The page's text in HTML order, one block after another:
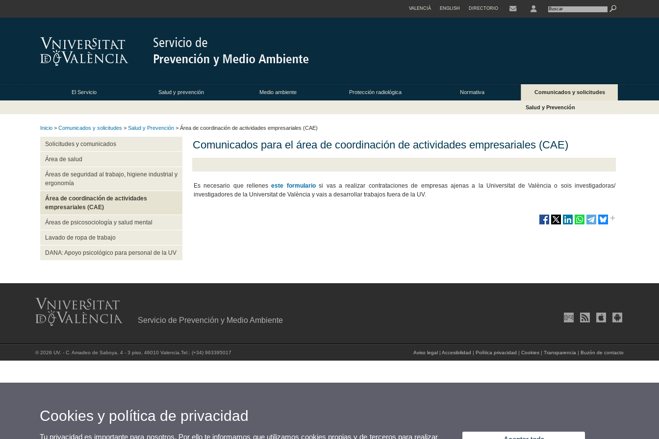
VALENCIÀ ENGLISH DIRECTORIO
El Servicio Salud y prevención Medio ambiente Protección radiológica Normativa Comunicados y solicitudes
Salud y Prevención
Inicio > Comunicados y solicitudes > Salud y Prevención > Área de coordinación de actividades empresariales (CAE)
Solicitudes y comunicados
Área de salud
Áreas de seguridad al trabajo, higiene industrial y
ergonomía
Área de coordinación de actividades
empresariales (CAE)
Áreas de psicosociología y salud mental
Lavado de ropa de trabajo
DANA: Apoyo psicológico para personal de la UV
Comunicados para el área de coordinación de actividades empresariales (CAE)
Es necesario que relleneseste formulariosi vas a realizar contrataciones de empresas ajenas a la Universitat de València o sois investigadoras/
investigadores de la Universitat de València y vais a desarrollar trabajos fuera de la UV.
Servicio de Prevención y Medio Ambiente
© 2026 UV. - C. Amadeo de Saboya, 4 - 3 piso, 46010 Valencia.Tel.: (+34) 963395017 Aviso legal | Accesibilidad | Política privacidad | Cookies | Transparencia | Buzón de contacto
Cookies y política de privacidad
Tu privacidad es importante para nosotros. Por ello te informamos que utilizamos cookies propias y de terceros para realizar